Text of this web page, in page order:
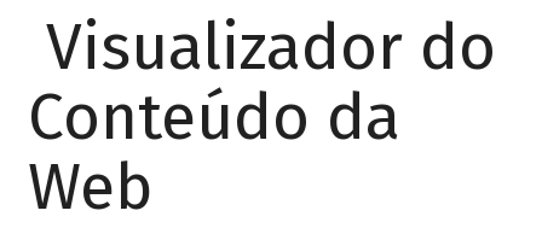
Visualizador do
Conteúdo da
Web